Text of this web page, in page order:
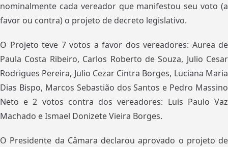
nominalmente cada vereador que manifestou seu voto (a
favor ou contra) o projeto de decreto legislativo.
O Projeto teve 7 votos a favor dos vereadores: Aurea de
Paula Costa Ribeiro, Carlos Roberto de Souza, Julio Cesar
Rodrigues Pereira, Julio Cezar Cintra Borges, Luciana Maria
Dias Bispo, Marcos Sebastião dos Santos e Pedro Massino
Neto e 2 votos contra dos vereadores: Luis Paulo Vaz
Machado e Ismael Donizete Vieira Borges.
O Presidente da Câmara declarou aprovado o projeto de